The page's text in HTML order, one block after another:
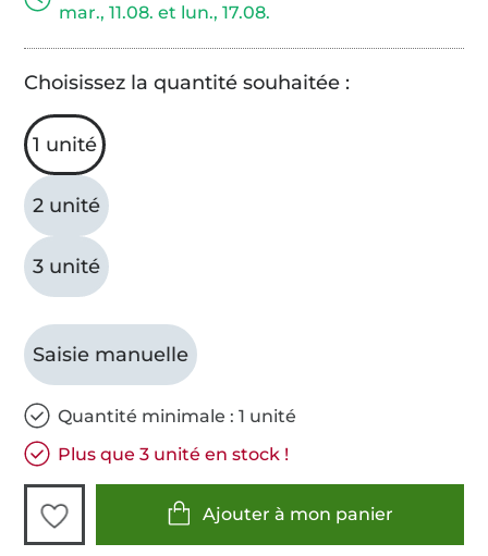
mar., 11.08. et lun., 17.08.
Choisissez la quantité souhaitée :
1 unité
2 unité
3 unité
Saisie manuelle
Quantité minimale : 1 unité
Plus que 3 unité en stock !
Ajouter à mon panier